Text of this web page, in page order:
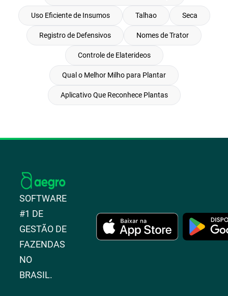
Uso Eficiente de Insumos Talhao Seca
Registro de Defensivos Nomes de Trator
Controle de Elaterideos
Qual o Melhor Milho para Plantar
Aplicativo Que Reconhece Plantas
SOFTWARE
#1 DE
GESTÃO DE
FAZENDAS
NO
BRASIL.